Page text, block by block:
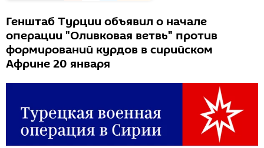
Генштаб Турции объявил о начале
операции "Оливковая ветвь" против
формирований курдов в сирийском
Африне 20 января